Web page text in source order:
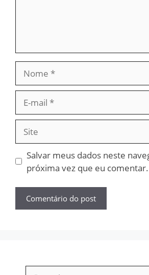
mail
Site
Salvar meus dados neste
próxima vez que eu comentar.
Pesquisar